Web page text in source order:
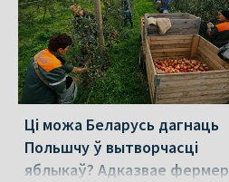
Ці можа Беларусь дагнаць
Польшчу ў вытворчасці
яблыкаў? Адказвае фермер